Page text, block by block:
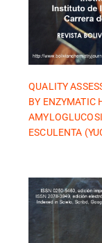
QUALITY
BY ENZYMATIC
ESCULENTA